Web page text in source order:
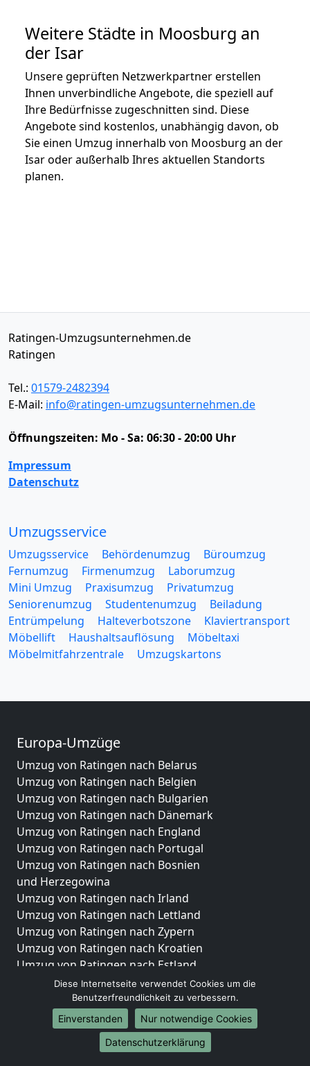
Weitere Städte in Moosburg an
der Isar
Unsere geprüften Netzwerkpartner erstellen
Ihnen unverbindliche Angebote, die speziell auf
Ihre Bedürfnisse zugeschnitten sind. Diese
Angebote sind kostenlos, unabhängig davon, ob
Sie einen Umzug innerhalb von Moosburg an der
Isar oder außerhalb Ihres aktuellen Standorts
planen.
Ratingen-Umzugsunternehmen.de
Ratingen
Tel.: 01579-2482394
E-Mail: info@ratingen-umzugsunternehmen.de
Öffnungszeiten: Mo - Sa: 06:30 - 20:00 Uhr
Impressum
Datenschutz
Umzugsservice
Umzugsservice Behördenumzug
Büroumzug
Fernumzug
Firmenumzug
Laborumzug
Mini Umzug
Praxisumzug
Privatumzug
Seniorenumzug
Studentenumzug
Beiladung
Entrümpelung
Halteverbotszone
Klaviertransport
Möbellift
Haushaltsauflösung
Möbeltaxi
Möbelmitfahrzentrale
Umzugskartons
Europa-Umzüge
Umzug von Ratingen nach Belarus
Umzug von Ratingen nach Belgien
Umzug von Ratingen nach Bulgarien
Umzug von Ratingen nach Dänemark
Umzug von Ratingen nach England
Umzug von Ratingen nach Portugal
Umzug von Ratingen nach Bosnien
und Herzegowina
Umzug von Ratingen nach Irland
Umzug von Ratingen nach Lettland
Umzug von Ratingen nach Zypern
Umzug von Ratingen nach Kroatien
Umzug von Ratingen nach Estland
Umzug von Ratingen nach Finnland
Umzug von Ratingen nach Frankreich
Umzug von Ratingen nach Griechenland
Umzug von Ratingen nach Italien
Umzug von Ratingen nach Liechtenstein
Diese Internetseite verwendet Cookies um die
Benutzerfreundlichkeit zu verbessern.
Einverstanden
Nur notwendige Cookies
Datenschutzerklärung